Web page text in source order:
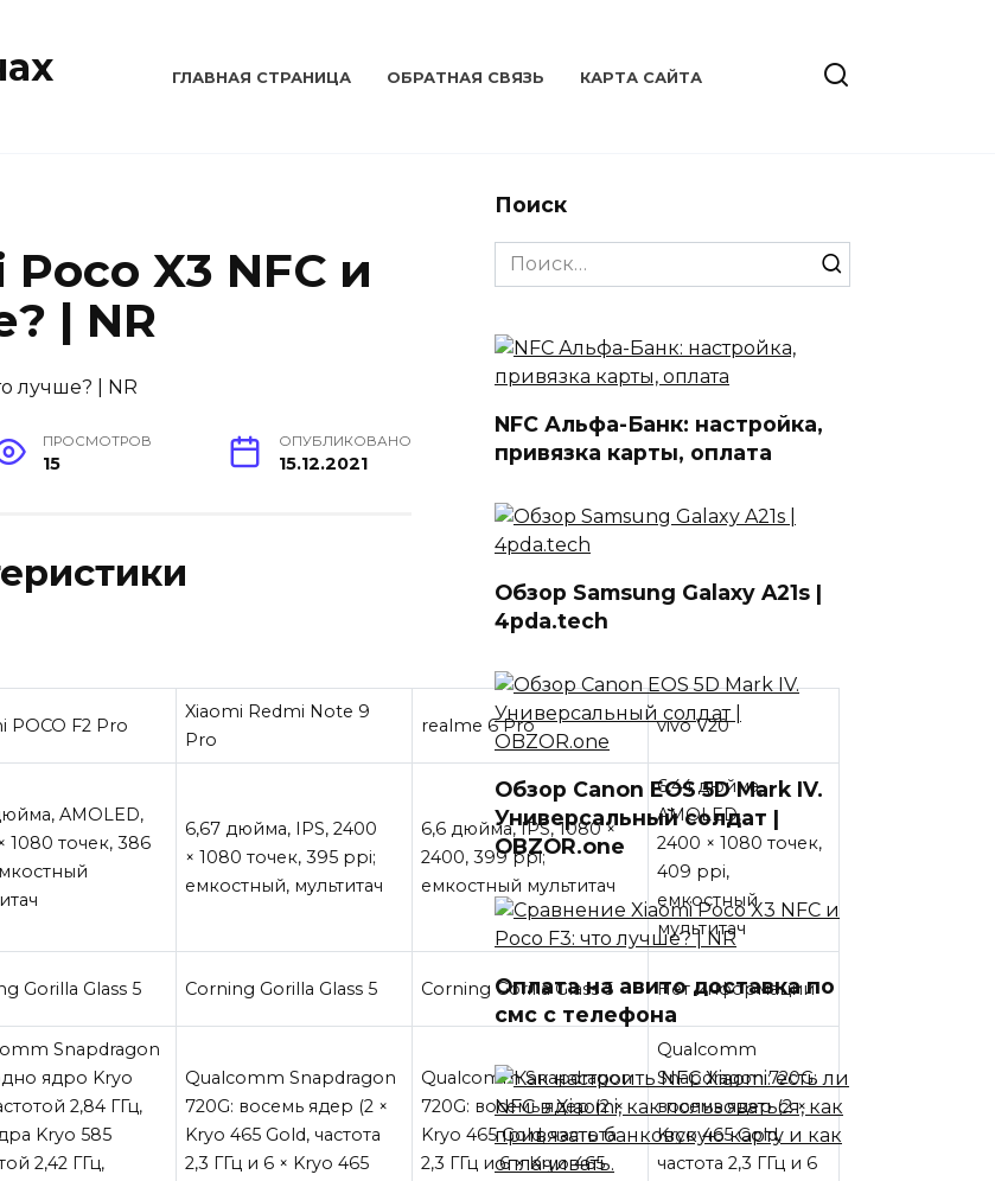
ГЛАВНАЯ СТРАНИЦА ОБРАТНАЯ СВЯЗЬ КАРТА САЙТА
X3 NFC и
| NR
ПРОСМОТРОВ
15
ОПУБЛИКОВАНО
15.12.2021
POCO F2 Pro
Xiaomi Redmi Note 9
Pro
realme 6 Pro vivo V20
AMOLED,
1080 точек, 386
6,67 дюйма, IPS, 2400
× 1080 точек, 395 ppi;
емкостный, мультитач
6,6 дюйма, IPS, 1080 ×
2400, 399 ppi;
емкостный мультитач
6,44 дюйма,
AMOLED,
2400 × 1080 точек,
409 ppi,
емкостный
мультитач
Gorilla Glass 5 Corning Gorilla Glass 5 Corning Gorilla Glass 5 Нет информации
Snapdragon
ядро Kryo
2,84 ГГц,
Kryo 585
2,42 ГГц,
Qualcomm Snapdragon
720G: восемь ядер (2 ×
Kryo 465 Gold, частота
2,3 ГГц и 6 × Kryo 465
Qualcomm Snapdragon
720G: восемь ядер (2 ×
Kryo 465 Gold, частота
2,3 ГГц и 6 × Kryo 465
Qualcomm
Snapdragon 720G:
восемь ядер (2 ×
Kryo 465 Gold,
частота 2,3 ГГц и 6
Поиск
Search
for:
NFC Альфа-Банк: настройка,
привязка карты, оплата
Обзор Samsung Galaxy A21s |
4pda.tech
Обзор Canon EOS 5D Mark IV.
Универсальный солдат |
OBZOR.one
Оплата на авито доставка по
смс с телефона